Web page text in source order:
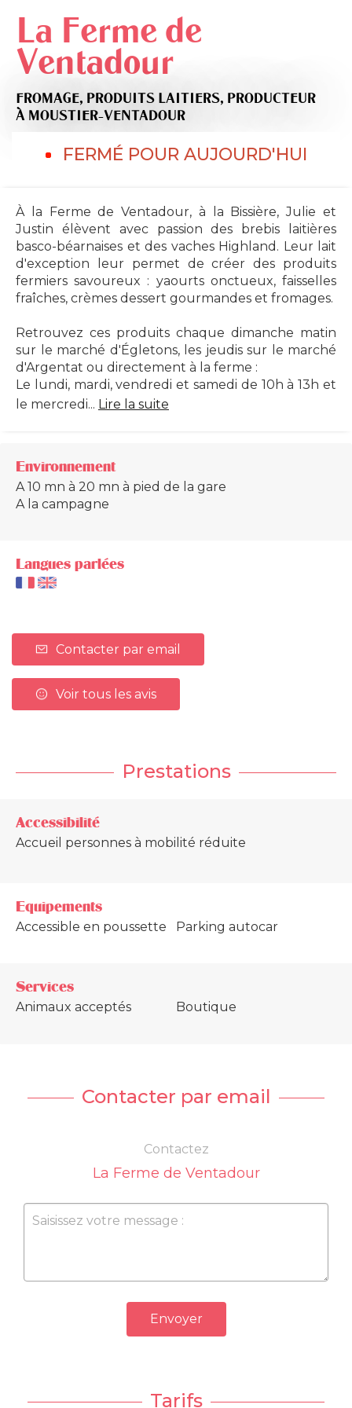
La Ferme de
Ventadour
FROMAGE, PRODUITS LAITIERS, PRODUCTEUR
À MOUSTIER-VENTADOUR
FERMÉ POUR AUJOURD'HUI
À la Ferme de Ventadour, à la Bissière, Julie et
Justin élèvent avec passion des brebis laitières
basco-béarnaises et des vaches Highland. Leur lait
d'exception leur permet de créer des produits
fermiers savoureux : yaourts onctueux, faisselles
fraîches, crèmes dessert gourmandes et fromages.
Retrouvez ces produits chaque dimanche matin
sur le marché d'Égletons, les jeudis sur le marché
d'Argentat ou directement à la ferme :
Le lundi, mardi, vendredi et samedi de 10h à 13h et
le mercredi... Lire la suite
Environnement
A 10 mn à 20 mn à pied de la gare
A la campagne
Langues parlées
Contacter par email
Voir tous les avis
Prestations
Accessibilité
Accueil personnes à mobilité réduite
Equipements
Accessible en poussette Parking autocar
Services
Animaux acceptés Boutique
Contacter par email
Contactez
La Ferme de Ventadour
Envoyer
Tarifs